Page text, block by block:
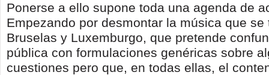
Ponerse a ello supone toda una agenda de
Empezando por desmontar la música que se
Bruselas y Luxemburgo, que pretende
pública con formulaciones genéricas sobre
cuestiones pero que, en todas ellas, el